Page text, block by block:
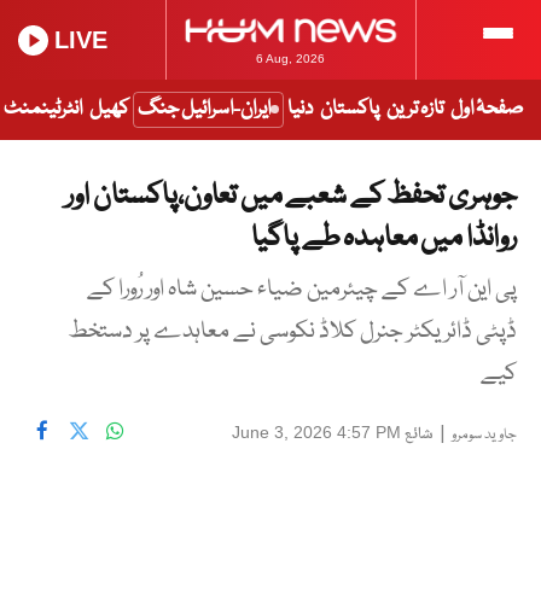
6 Aug, 2026
LIVE
صفحۂ اول تازہ ترین پاکستان دنیا ایران-اسرائیل جنگ کھیل انٹرٹینمنٹ
جوہری تحفظ کے شعبے میں تعاون،پاکستان اور
روانڈا میں معاہدہ طے پاگیا
پی این آر اے کے چیئرمین ضیاء حسین شاہ اور رُورا کے
ڈپٹی ڈائریکٹر جنرل کلاڈ نکوسی نے معاہدے پر دستخط
کیے
جاوید سومرو| شائع June 3, 2026 4:57 PM